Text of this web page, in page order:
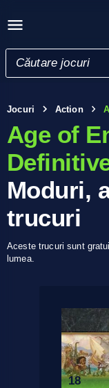
Jocuri Action
Age of
Moduri,
trucuri
Aceste trucuri sunt
lumea.
18